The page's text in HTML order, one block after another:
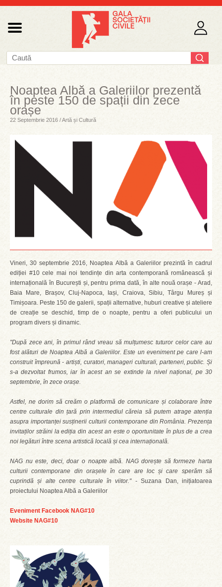
Noaptea Albă a Galeriilor prezentă
în peste 150 de spații din zece
orașe
22 Septembrie 2016 / Artă și Cultură
Vineri, 30 septembrie 2016, Noaptea Albă a Galeriilor prezintă în cadrul
ediției #10 cele mai noi tendințe din arta contemporană românească și
internațională în București și, pentru prima dată, în alte nouă orașe - Arad,
Baia Mare, Brașov, Cluj-Napoca, Iași, Craiova, Sibiu, Târgu Mureș și
Timișoara. Peste 150 de galerii, spații alternative, huburi creative și ateliere
de creație se deschid, timp de o noapte, pentru a oferi publicului un
program divers și dinamic.
"După zece ani, în primul rând vreau să mulțumesc tuturor celor care au
fost alături de Noaptea Albă a Galeriilor. Este un eveniment pe care l-am
construit împreună - artiști, curatori, manageri culturali, parteneri, public. Și
s-a dezvoltat frumos, iar în acest an se extinde la nivel național, pe 30
septembrie, în zece orașe.
Astfel, ne dorim să creăm o platformă de comunicare și colaborare între
centre culturale din țară prin intermediul căreia să putem atrage atenția
asupra importanței susținerii culturii contemporane din România. Prezența
invitaților străini la ediția din acest an este o oportunitate în plus de a crea
noi legături între scena artistică locală și cea internațională.
NAG nu este, deci, doar o noapte albă. NAG dorește să formeze harta
culturii contemporane din orașele în care are loc și care sperăm să
cuprindă și alte centre culturale în viitor." -Suzana Dan, inițiatoarea
proiectului Noaptea Albă a Galeriilor
Eveniment Facebook NAG#10
Website NAG#10